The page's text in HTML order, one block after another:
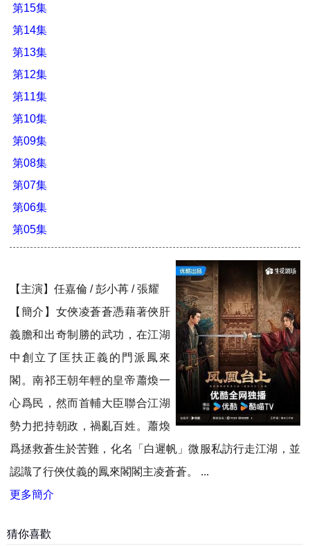
第15集
第14集
第13集
第12集
第11集
第10集
第09集
第08集
第07集
第06集
第05集
【主演】任嘉倫 / 彭小苒 / 張耀
【簡介】女俠凌蒼蒼憑藉著俠肝
義膽和出奇制勝的武功，在江湖
中創立了匡扶正義的門派鳳來
閣。南祁王朝年輕的皇帝蕭煥一
心爲民，然而首輔大臣聯合江湖
勢力把持朝政，禍亂百姓。蕭煥
爲拯救蒼生於苦難，化名「白遲帆」微服私訪行走江湖，並
認識了行俠仗義的鳳來閣閣主凌蒼蒼。 ...
更多簡介
猜你喜歡